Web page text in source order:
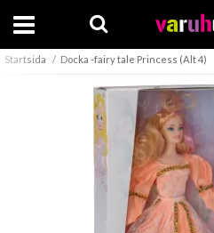
Startsida Docka -fairy tale Princess (Alt 4)